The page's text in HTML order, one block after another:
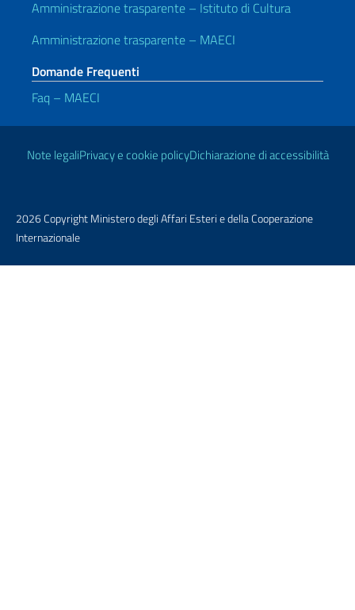
Amministrazione trasparente – Istituto di Cultura
Amministrazione trasparente – MAECI
Domande Frequenti
Faq – MAECI
Link Utili
Note legaliPrivacy e cookie policyDichiarazione di accessibilità
2026 Copyright Ministero degli Affari Esteri e della Cooperazione
Internazionale